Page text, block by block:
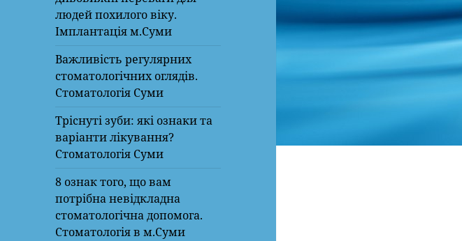
людей похилого віку.
Імплантація м.Суми
Важливість регулярних
стоматологічних оглядів.
Стоматологія Суми
Тріснуті зуби: які ознаки та
варіанти лікування?
Стоматологія Суми
8 ознак того, що вам
потрібна невідкладна
стоматологічна допомога.
Стоматологія в м.Суми